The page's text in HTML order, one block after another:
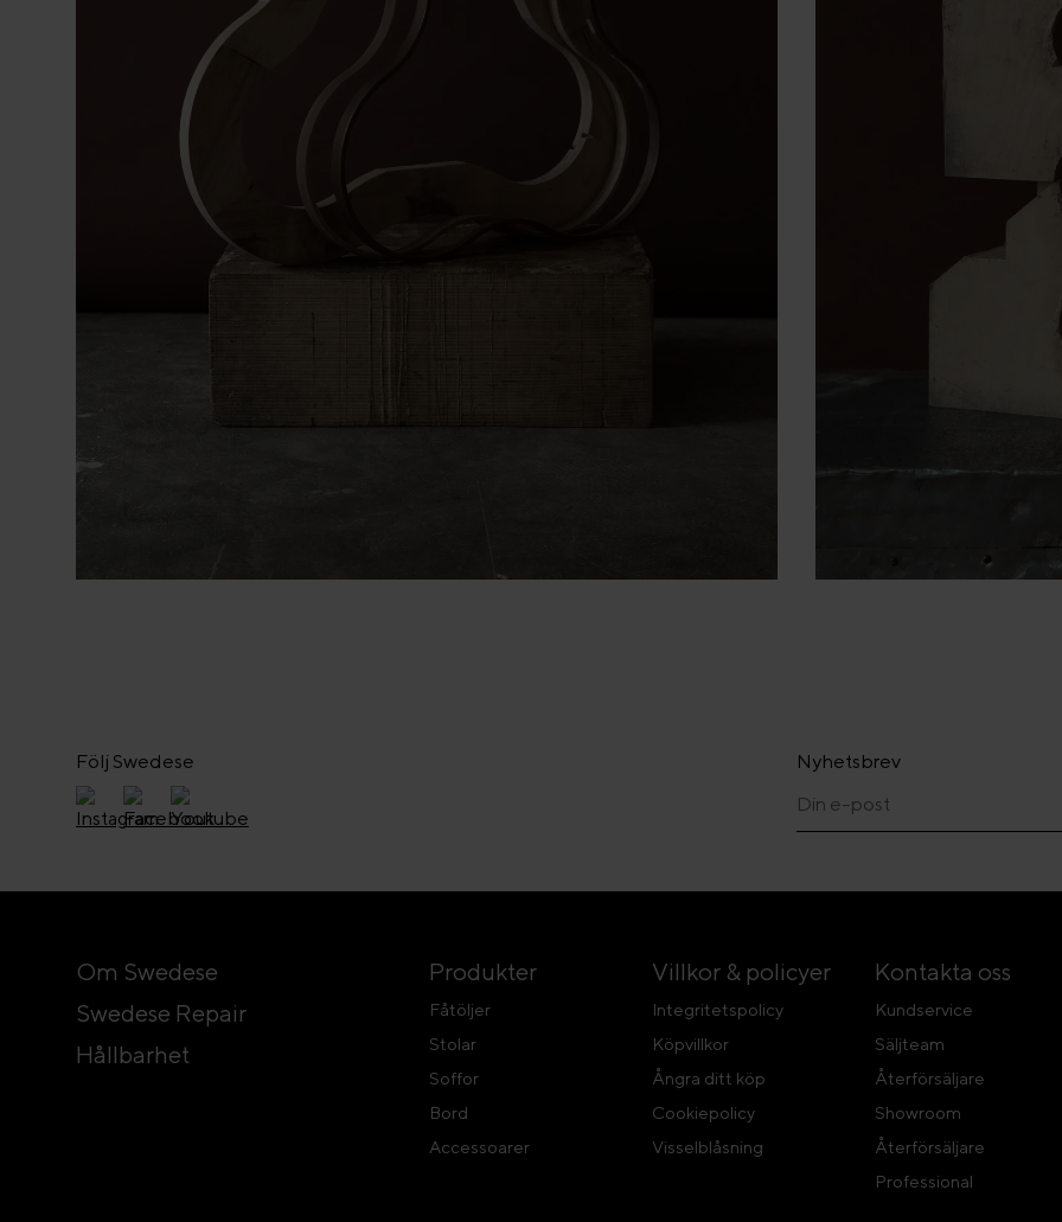
Följ Swedese Nyhetsbrev
Om Swedese
Swedese Repair
Hållbarhet
Produkter
Fåtöljer
Stolar
Soffor
Bord
Accessoarer
Villkor & policyer
Integritetspolicy
Köpvillkor
Ångra ditt köp
Cookiepolicy
Visselblåsning
Kontakta oss
Kundservice
Säljteam
Återförsäljare
Showroom
Återförsäljare
Professional